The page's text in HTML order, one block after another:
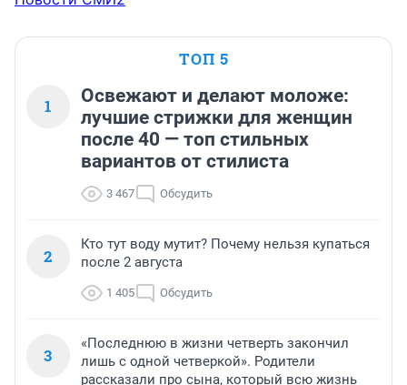
ТОП 5
1
Освежают и делают моложе:
лучшие стрижки для женщин
после 40 — топ стильных
вариантов от стилиста
3 467 Обсудить
2
Кто тут воду мутит? Почему нельзя купаться
после 2 августа
1 405 Обсудить
3
«Последнюю в жизни четверть закончил
лишь с одной четверкой». Родители
рассказали про сына, который всю жизнь